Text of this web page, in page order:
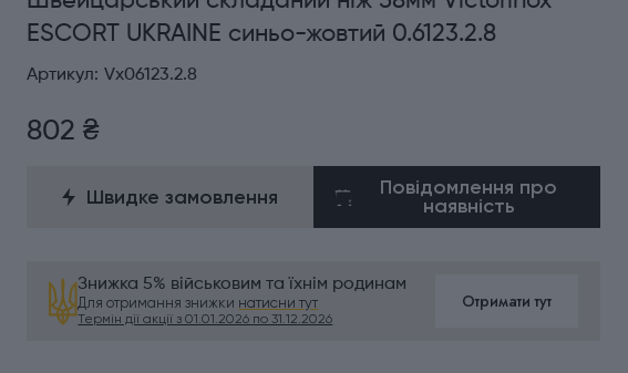
ESCORT UKRAINE синьо-жовтий 0.6123.2.8
Артикул: Vx06123.2.8
802 ₴
Швидке замовлення Повідомлення про
наявність
Знижка 5% військовим та їхнім родинам
Для отримання знижки натисни тут
Термін дії акції з 01.01.2026 по 31.12.2026
Отримати тут